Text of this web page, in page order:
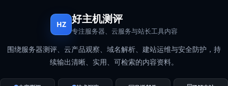
HZ 好主机测评
专注服务器、云服务与站长工具内容
围绕服务器测评、云产品观察、域名解析、建站运维与安全防护，持
续输出清晰、实用、可检索的内容资料。